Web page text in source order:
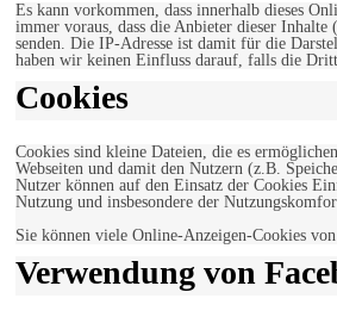
Es kann vorkommen, dass innerhalb dieses
immer voraus, dass die Anbieter dieser
senden. Die IP-Adresse ist damit für die
haben wir keinen Einfluss darauf, falls die
Cookies
Cookies sind kleine Dateien, die es
Webseiten und damit den Nutzern (z.B.
Nutzer können auf den Einsatz der Cookies
Nutzung und insbesondere der
Sie können viele Online-Anzeigen-Cookies
Verwendung von